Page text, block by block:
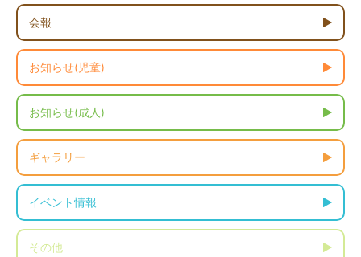
会報
お知らせ(児童)
お知らせ(成人)
ギャラリー
イベント情報
その他